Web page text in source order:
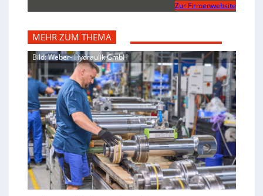
Zur Firmenwebsite
MEHR ZUM THEMA
Bild: Weber- Hydraulik GmbH